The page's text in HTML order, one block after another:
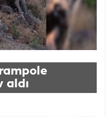
aldı